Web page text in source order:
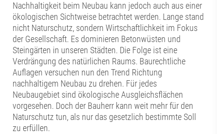
Nachhaltigkeit beim Neubau kann jedoch auch aus einer
ökologischen Sichtweise betrachtet werden. Lange stand
nicht Naturschutz, sondern Wirtschaftlichkeit im Fokus
der Gesellschaft. Es dominieren Betonwüsten und
Steingärten in unseren Städten. Die Folge ist eine
Verdrängung des natürlichen Raums. Baurechtliche
Auflagen versuchen nun den Trend Richtung
nachhaltigem Neubau zu drehen. Für jedes
Neubaugebiet sind ökologische Ausgleichsflächen
vorgesehen. Doch der Bauherr kann weit mehr für den
Naturschutz tun, als nur das gesetzlich bestimmte Soll
zu erfüllen.